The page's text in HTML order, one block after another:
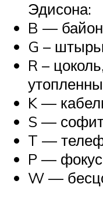
Эдисона:
B —
G –
R –
K —
S —
T —
P —
W —